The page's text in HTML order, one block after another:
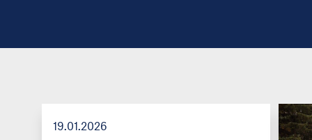
19.01.2026